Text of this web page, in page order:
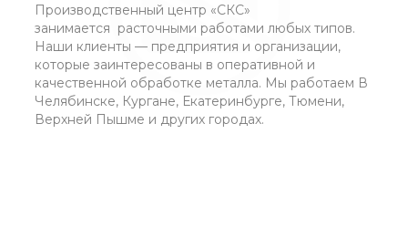
Производственный центр «СКС»
занимается расточными работами любых типов.
Наши клиенты — предприятия и организации,
которые заинтересованы в оперативной и
качественной обработке металла. Мы работаем В
Челябинске, Кургане, Екатеринбурге, Тюмени,
Верхней Пышме и других городах.